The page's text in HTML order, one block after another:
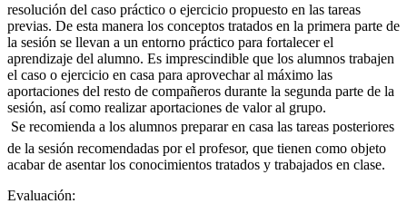
resolución del caso práctico o ejercicio propuesto en las tareas
previas. De esta manera los conceptos tratados en la primera parte de
la sesión se llevan a un entorno práctico para fortalecer el
aprendizaje del alumno. Es imprescindible que los alumnos trabajen
el caso o ejercicio en casa para aprovechar al máximo las
aportaciones del resto de compañeros durante la segunda parte de la
sesión, así como realizar aportaciones de valor al grupo.
 Se recomienda a los alumnos preparar en casa las tareas posteriores
de la sesión recomendadas por el profesor, que tienen como objeto
acabar de asentar los conocimientos tratados y trabajados en clase.
Evaluación: